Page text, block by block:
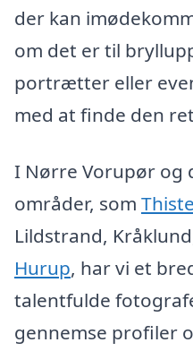
der kan
om det er til
portrætter eller
med at finde den
I Nørre Vorupør og
områder, som
Lildstrand,
Hurup, har vi et
talentfulde
gennemse profiler